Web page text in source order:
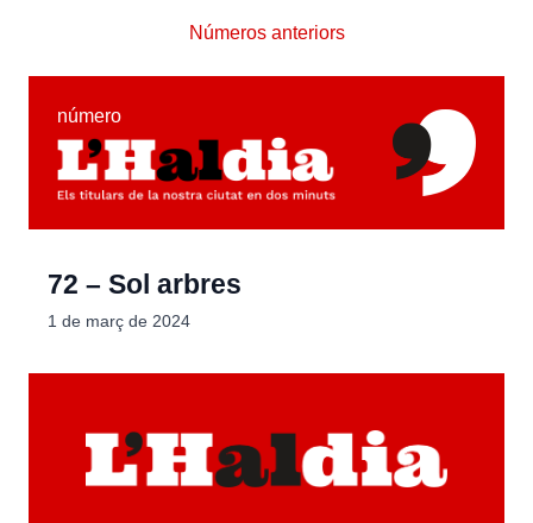
Números anteriors
número
72 – Sol arbres
1 de març de 2024